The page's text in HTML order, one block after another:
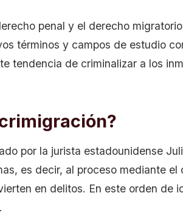
penal y el derecho
términos y campos de estudio
tendencia de criminalizar a los
por la jurista estadounidense
es decir, al proceso mediante
en delitos. En este orden de